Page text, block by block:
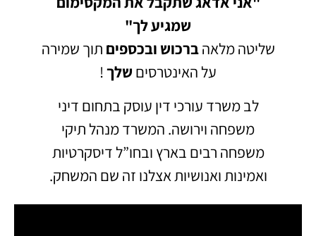
שמגיע לך"
שליטה מלאהברכוש ובכספים תוך שמירה
על האינטרסים שלך!
לב משרד עורכי דין עוסק בתחום דיני
משפחה וירושה. המשרד מנהל תיקי
משפחה רבים בארץ ובחו”ל דיסקרטיות
ואמינות ואנושיות אצלנו זה שם המשחק.